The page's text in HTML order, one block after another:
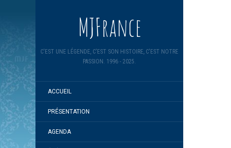
MJFrance
C'EST UNE LÉGENDE, C'EST SON HISTOIRE, C'EST NOTRE
PASSION. 1996 - 2025.
ACCUEIL
PRÉSENTATION
AGENDA